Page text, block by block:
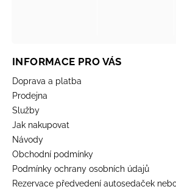
INFORMACE PRO VÁS
Doprava a platba
Prodejna
Služby
Jak nakupovat
Návody
Obchodní podmínky
Podmínky ochrany osobních údajů
Rezervace předvedení autosedaček